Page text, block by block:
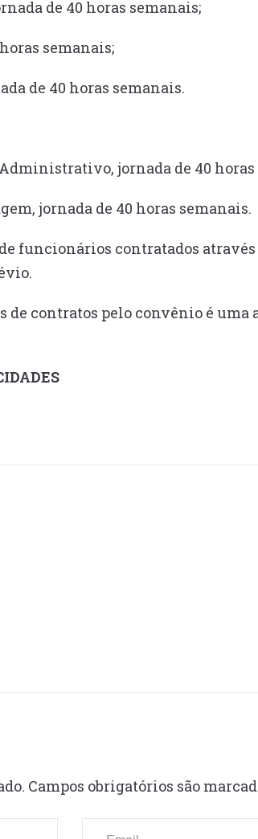
de 40 horas semanais;
semanais;
de 40 horas semanais.
jornada de 40
jornada de 40 horas semanais.
funcionários contratados
de contratos pelo convênio é
Campos obrigatórios são